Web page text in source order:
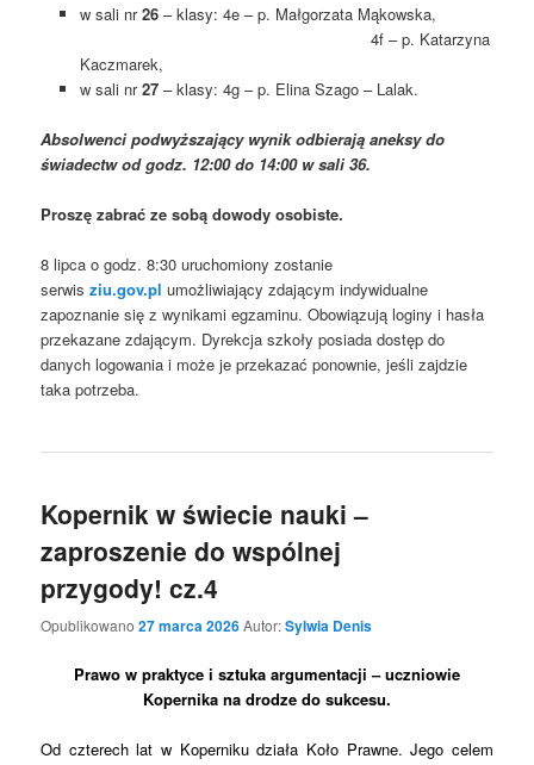
w sali nr26– klasy: 4e – p. Małgorzata Mąkowska,
4f – p. Katarzyna
Kaczmarek,
w sali nr27– klasy: 4g – p. Elina Szago – Lalak.
Absolwenci podwyższający wynik odbierają aneksy do
świadectw od godz. 12:00 do 14:00 w sali 36.
Proszę zabrać ze sobą dowody osobiste.
8 lipca o godz. 8:30 uruchomiony zostanie
serwisziu.gov.pl umożliwiający zdającym indywidualne
zapoznanie się z wynikami egzaminu. Obowiązują loginy i hasła
przekazane zdającym. Dyrekcja szkoły posiada dostęp do
danych logowania i może je przekazać ponownie, jeśli zajdzie
taka potrzeba.
Kopernik w świecie nauki –
zaproszenie do wspólnej
przygody! cz.4
Opublikowano27 marca 2026Autor:Sylwia Denis
Prawo w praktyce i sztuka argumentacji – uczniowie
Kopernika na drodze do sukcesu.
Od czterech lat w Koperniku działa Koło Prawne. Jego celem